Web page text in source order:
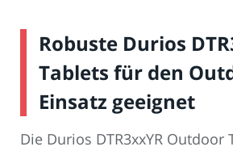
Robuste Durios
Tablets für den
Einsatz geeignet
Die Durios DTR3xxYR Outdoor